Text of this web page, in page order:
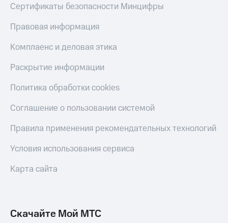
Сертификаты безопасности Минцифры
Правовая информация
Комплаенс и деловая этика
Раскрытие информации
Политика обработки cookies
Соглашение о пользовании системой
Правила применения рекомендательных технологий
Условия использования сервиса
Карта сайта
Скачайте Мой МТС